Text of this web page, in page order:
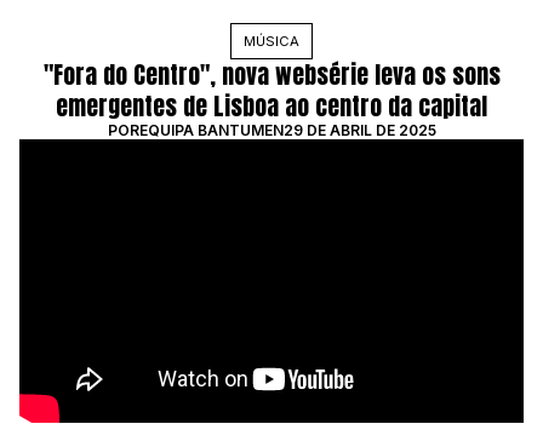
MÚSICA
SOCIEDADE
Sobre
SOBRE NÓS
PUBLICIDADE
AGENDA CULTURAL
POWER LIST
NOTÍCIAS
MÚSICA
"Fora do Centro", nova websérie leva os sons
emergentes de Lisboa ao centro da capital
POREQUIPA BANTUMEN29 DE ABRIL DE 2025